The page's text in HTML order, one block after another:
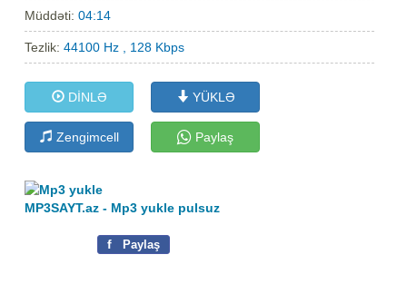
Müddəti:04:14
Tezlik:44100 Hz , 128 Kbps
DİNLƏ YÜKLƏ
Zengimcell Paylaş
MP3SAYT.az - Mp3 yukle pulsuz
f Paylaş